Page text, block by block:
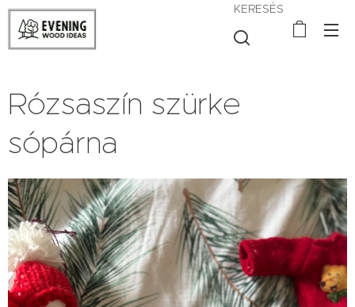
KERESÉS
Rózsaszín szürke
sópárna